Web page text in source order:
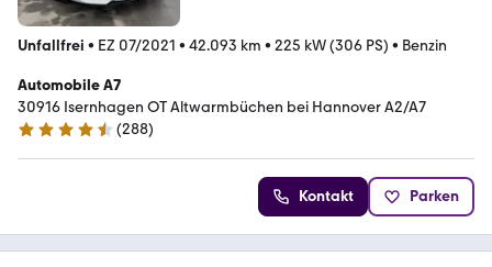
Unfallfrei • EZ 07/2021 • 42.093 km • 225 kW (306 PS) • Benzin
Automobile A7
30916 Isernhagen OT Altwarmbüchen bei Hannover A2/A7
4.7 Sterne
(288)
Kontakt Parken